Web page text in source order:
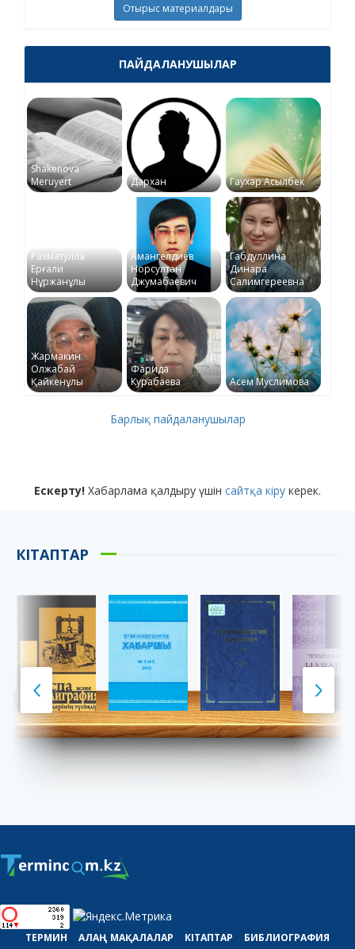
Отырыс материалдары
ПАЙДАЛАНУШЫЛАР
Shakenova
Meruyert
Дархан Гаухар Асылбек
Рахматулла
Ерғали
Нұржанұлы
Амангелдиев
Норсултан
Джумабаевич
Габдуллина
Динара
Салимгереевна
Жармакин
Олжабай
Қайкенұлы
Фарида
Курабаева
Асем Муслимова
Барлық пайдаланушылар
Ескерту! Хабарлама қалдыру үшін сайтқа кіру керек.
КІТАПТАР
ТЕРМИН АЛАҢ МАҚАЛАЛАР КІТАПТАР
БИБЛИОГРАФИЯ